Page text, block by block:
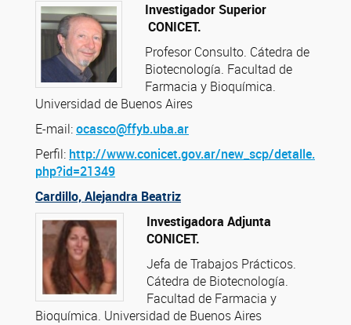
Investigador Superior
CONICET.
Profesor Consulto. Cátedra de
Biotecnología. Facultad de
Farmacia y Bioquímica.
Universidad de Buenos Aires
E-mail:ocasco@ffyb.uba.ar
Perfil: http://www.conicet.gov.ar/new_scp/detalle.
php?id=21349
Cardillo, Alejandra Beatriz
Investigadora Adjunta
CONICET.
Jefa de Trabajos Prácticos.
Cátedra de Biotecnología.
Facultad de Farmacia y
Bioquímica. Universidad de Buenos Aires